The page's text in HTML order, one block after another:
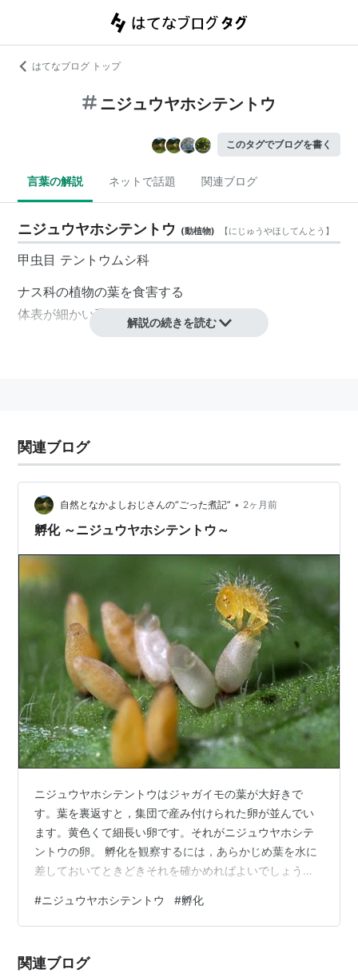
はてなブログ トップ
ニジュウヤホシテントウ
このタグでブログを書く
言葉の解説 ネットで話題 関連ブログ
ニジュウヤホシテントウ (動植物) 【にじゅうやほしてんとう 】
甲虫目 テントウムシ科
ナス科の植物の葉を食害する
体表が細かい毛で覆われている。
解説の続きを読む
関連ブログ
自然となかよしおじさんの“ごった煮記” • 2ヶ月前
孵化 ～ニジュウヤホシテントウ～
ニジュウヤホシテントウはジャガイモの葉が大好きで
す。葉を裏返すと，集団で産み付けられた卵が並んでい
ます。黄色くて細長い卵です。それがニジュウヤホシテ
ントウの卵。 孵化を観察するには，あらかじめ葉を水に
差しておいてときどきそれを確かめればよいでしょう。
りと誕生するので，慌てることはありません。下写真は
誕生し終える頃のシーンです。先に孵化した二匹の幼虫
匹です。他の卵は孵化を控えています。 カメラ位置を変
#ニジュウヤホシテントウ #孵化
関連ブログ